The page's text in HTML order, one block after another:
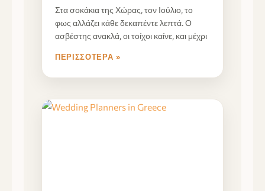
Στα σοκάκια της Χώρας, τον Ιούλιο, το
φως αλλάζει κάθε δεκαπέντε λεπτά. Ο
ασβέστης ανακλά, οι τοίχοι καίνε, και μέχρι
ΠΕΡΙΣΣΌΤΕΡΑ »